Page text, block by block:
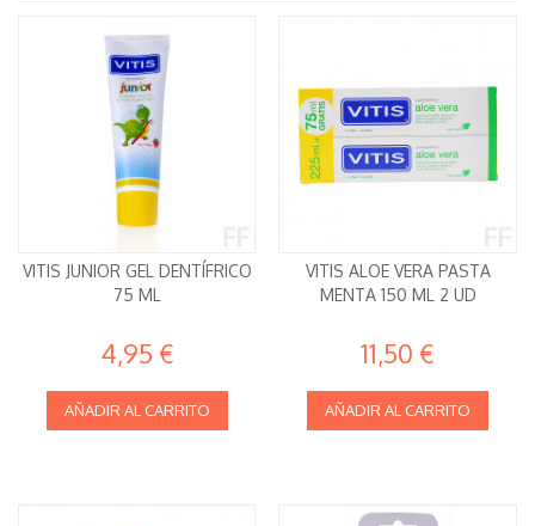
VITIS JUNIOR GEL DENTÍFRICO
75 ML
4,95 €
AÑADIR AL CARRITO
VITIS ALOE VERA PASTA
MENTA 150 ML 2 UD
11,50 €
AÑADIR AL CARRITO